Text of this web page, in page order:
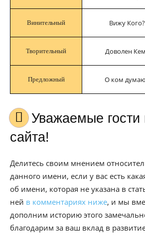
Винительный Вижу Кого?
Творительный Доволен
Предложный О ком
Уважаемые гости нашего
сайта!
Делитесь своим мнением
данного имени, если у вас есть
об имени, которая не указана в
ней в комментариях ниже, и мы
дополним историю этого
благодарим за ваш вклад в